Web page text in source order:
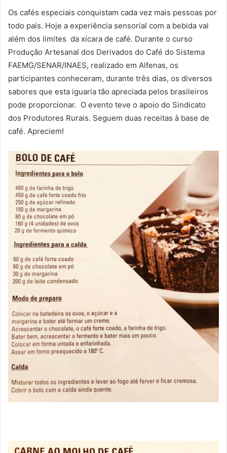
Os cafés especiais conquistam cada vez mais pessoas por
todo país. Hoje a experiência sensorial com a bebida vai
além dos limites da xícara de café. Durante o curso
Produção Artesanal dos Derivados do Café do Sistema
FAEMG/SENAR/INAES, realizado em Alfenas, os
participantes conheceram, durante três dias, os diversos
sabores que esta iguaria tão apreciada pelos brasileiros
pode proporcionar. O evento teve o apoio do Sindicato
dos Produtores Rurais. Seguem duas receitas à base de
café. Apreciem!